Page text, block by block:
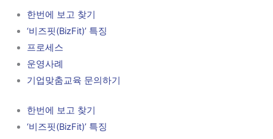
한번에 보고 찾기
‘비즈핏(BizFit)’ 특징
프로세스
운영사례
기업맞춤교육 문의하기
한번에 보고 찾기
‘비즈핏(BizFit)’ 특징